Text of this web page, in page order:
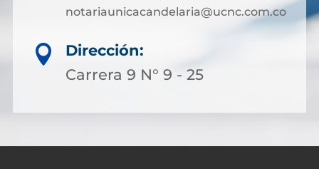
notariaunicacandelaria@ucnc.com.co

Dirección:
Carrera 9 N° 9 - 25